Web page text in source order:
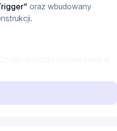
oraz wbudowany
telewizorze z funkcją HDR w
podziwiać niesamowicie